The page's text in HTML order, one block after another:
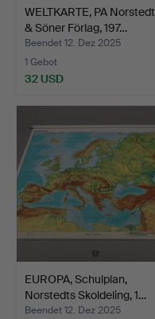
WELTKARTE, PA Norstedt
& Söner Förlag, 197…
Beendet 12. Dez 2025
1 Gebot
32 USD
EUROPA, Schulplan,
Norstedts Skoldeling, 1…
Beendet 12. Dez 2025